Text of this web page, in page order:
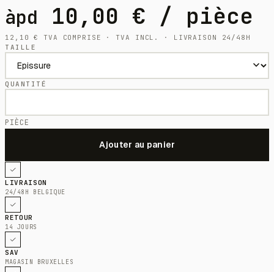
àpd 10,00 € / pièce
12,10€
TVA COMPRISE · TVA INCL. · LIVRAISON 24/48H
TAILLE
QUANTITÉ
PIÈCE
LIVRAISON
24/48H BELGIQUE
RETOUR
14 JOURS
SAV
MAGASIN BRUXELLES